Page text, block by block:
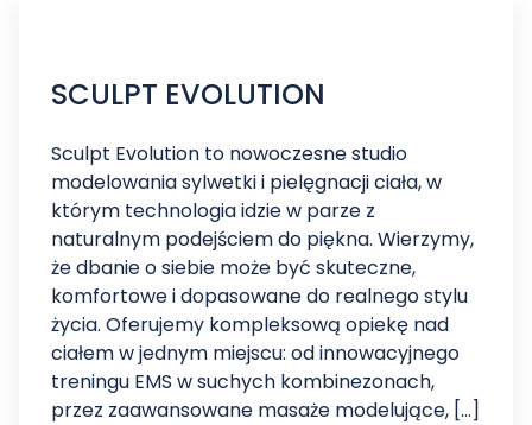
SCULPT EVOLUTION
Sculpt Evolution to nowoczesne studio
modelowania sylwetki i pielęgnacji ciała, w
którym technologia idzie w parze z
naturalnym podejściem do piękna. Wierzymy,
że dbanie o siebie może być skuteczne,
komfortowe i dopasowane do realnego stylu
życia. Oferujemy kompleksową opiekę nad
ciałem w jednym miejscu: od innowacyjnego
treningu EMS w suchych kombinezonach,
przez zaawansowane masaże modelujące, […]